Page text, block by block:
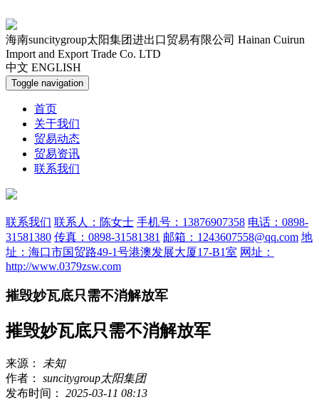
海南suncitygroup太阳集团进出口贸易有限公司 Hainan Cuirun
Import and Export Trade Co. LTD
中文 ENGLISH
Toggle navigation
首页
关于我们
贸易动态
贸易资讯
联系我们
联系我们 联系人：陈女士 手机号：13876907358 电话：0898-
31581380 传真：0898-31581381 邮箱：1243607558@qq.com 地
址：海口市国贸路49-1号港澳发展大厦17-B1室 网址：
http://www.0379zsw.com
摧毁妙瓦底只需不消解放军
摧毁妙瓦底只需不消解放军
来源：
未知
作者： suncitygroup太阳集团
发布时间： 2025-03-11 08:13